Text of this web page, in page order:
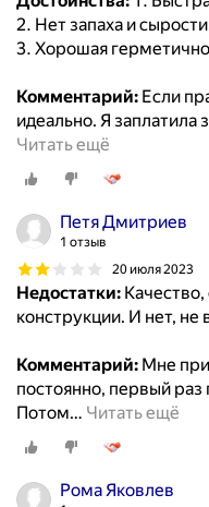
2. Нет запаха и
3. Хорошая
Комментарий: Если
идеально. Я заплатила
Читать ещё
Петя Дмитриев
1 отзыв
20 июля 2023
Недостатки:
конструкции. И нет, не
Комментарий: Мне
постоянно, первый раз
Потом… Читать ещё
Рома Яковлев